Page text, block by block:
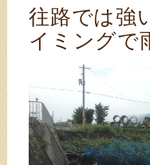
往路では強
イミングで